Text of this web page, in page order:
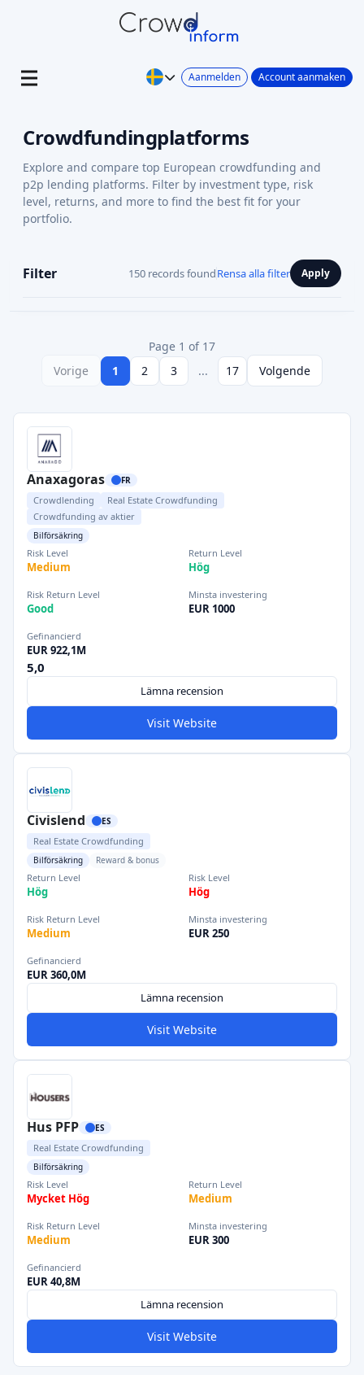
Aanmelden Account aanmaken
Crowdfundingplatforms
Explore and compare top European crowdfunding and
p2p lending platforms. Filter by investment type, risk
level, returns, and more to find the best fit for your
portfolio.
Filter 150 records foundRensa alla filter Apply
Page 1 of 17
Vorige
1 2 3 ... 17 Volgende
Anaxagoras FR
Crowdlending
Real Estate Crowdfunding
Crowdfunding av aktier
Bilförsäkring
Risk Level
Medium
Return Level
Hög
Risk Return Level
Good
Minsta investering
EUR 1000
Gefinancierd
EUR 922,1M
5,0
Lämna recension
Visit Website
Civislend ES
Real Estate Crowdfunding
Bilförsäkring Reward & bonus
Return Level
Hög
Risk Level
Hög
Risk Return Level
Medium
Minsta investering
EUR 250
Gefinancierd
EUR 360,0M
Lämna recension
Visit Website
Hus PFP ES
Real Estate Crowdfunding
Bilförsäkring
Risk Level
Mycket Hög
Return Level
Medium
Risk Return Level
Medium
Minsta investering
EUR 300
Gefinancierd
EUR 40,8M
Lämna recension
Visit Website